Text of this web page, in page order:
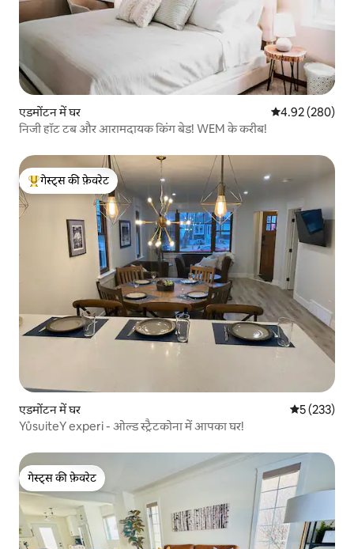
एडमोंटन में घर औसत रेटिंग 5 में से
4.92 (280)
निजी हॉट टब और आरामदायक किंग बेड! WEM के करीब!
गेस्ट्स का टॉप फ़ेवरेट
गेस्ट्स की फ़ेवरेट
एडमोंटन में घर औसत रेटिंग 5
5 (233)
YůsuiteY experi - ओल्ड स्ट्रैटकोना में आपका घर!
गेस्ट्स की फ़ेवरेट
गेस्ट्स की फ़ेवरेट